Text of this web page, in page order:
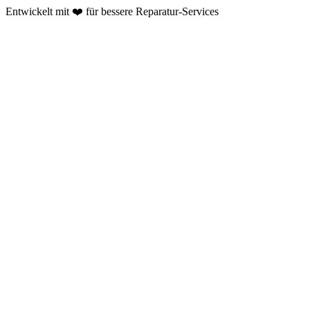
Entwickelt mit ❤️ für bessere Reparatur-Services